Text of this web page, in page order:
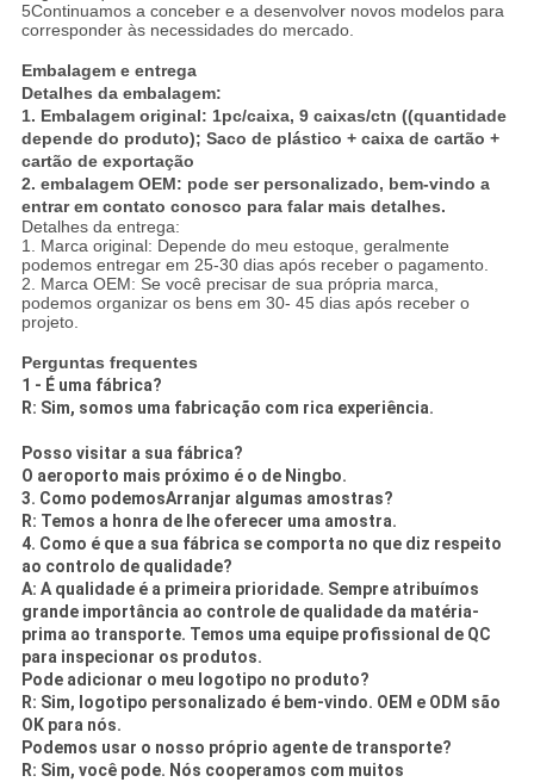
5Continuamos a conceber e a desenvolver novos modelos para
corresponder às necessidades do mercado.
Embalagem e entrega
Detalhes da embalagem:
1. Embalagem original: 1pc/caixa, 9 caixas/ctn ((quantidade
depende do produto); Saco de plástico + caixa de cartão +
cartão de exportação
2. embalagem OEM: pode ser personalizado, bem-vindo a
entrar em contato conosco para falar mais detalhes.
Detalhes da entrega:
1. Marca original: Depende do meu estoque, geralmente
podemos entregar em 25-30 dias após receber o pagamento.
2. Marca OEM: Se você precisar de sua própria marca,
podemos organizar os bens em 30- 45 dias após receber o
projeto.
Perguntas frequentes
1 - É uma fábrica?
R: Sim, somos uma fabricação com rica experiência.
Posso visitar a sua fábrica?
O aeroporto mais próximo é o de Ningbo.
3. Como podemosArranjar algumas amostras?
R: Temos a honra de lhe oferecer uma amostra.
4. Como é que a sua fábrica se comporta no que diz respeito
ao controlo de qualidade?
A: A qualidade é a primeira prioridade. Sempre atribuímos
grande importância ao controle de qualidade da matéria-
prima ao transporte. Temos uma equipe profissional de QC
para inspecionar os produtos.
Pode adicionar o meu logotipo no produto?
R: Sim, logotipo personalizado é bem-vindo. OEM e ODM são
OK para nós.
Podemos usar o nosso próprio agente de transporte?
R: Sim, você pode. Nós cooperamos com muitos